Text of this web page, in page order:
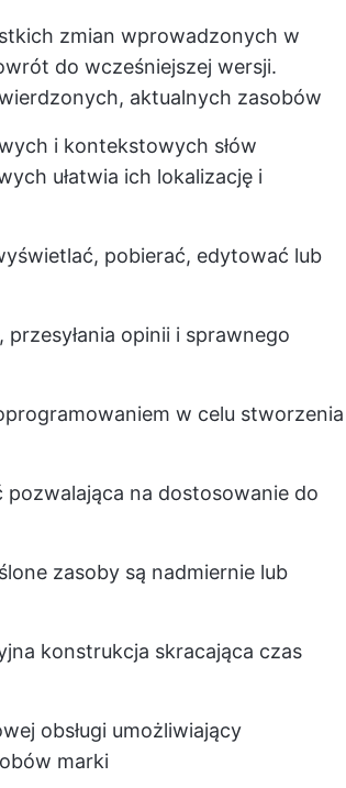
zmian wprowadzonych w
do wcześniejszej wersji.
aktualnych zasobów
i kontekstowych słów
ułatwia ich lokalizację i
pobierać, edytować lub
opinii i sprawnego
w celu stworzenia
pozwalająca na dostosowanie do
zasoby są nadmiernie lub
konstrukcja skracająca czas
obsługi umożliwiający
marki